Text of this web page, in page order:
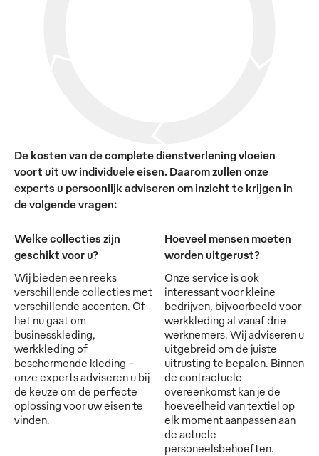
De kosten van de complete dienstverlening vloeien
voort uit uw individuele eisen. Daarom zullen onze
experts u persoonlijk adviseren om inzicht te krijgen in
de volgende vragen:
Welke collecties zijn
geschikt voor u?
Wij bieden een reeks
verschillende collecties met
verschillende accenten. Of
het nu gaat om
businesskleding,
werkkleding of
beschermende kleding -
onze experts adviseren u bij
de keuze om de perfecte
oplossing voor uw eisen te
vinden.
Hoeveel mensen moeten
worden uitgerust?
Onze service is ook
interessant voor kleine
bedrijven, bijvoorbeeld voor
werkkleding al vanaf drie
werknemers. Wij adviseren u
uitgebreid om de juiste
uitrusting te bepalen. Binnen
de contractuele
overeenkomst kan je de
hoeveelheid van textiel op
elk moment aanpassen aan
de actuele
personeelsbehoeften.